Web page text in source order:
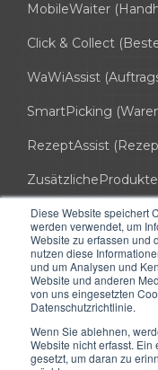
Diese Website speichert
werden verwendet, um
Website zu erfassen und
nutzen diese
und um Analysen und
Website und anderen
von uns eingesetzten
Datenschutzrichtlinie.
Wenn Sie ablehnen,
Website nicht erfasst.
gesetzt, um daran zu
MobileWaiter
Click & Collect
WaWiAssist
SmartPicking
RezeptAssist
info@hssoft.de
0721 754 037 50
HS-Soft AG
kuia office (3. OG)
Hinterbergstrasse 16
6312 Steinhausen ZG